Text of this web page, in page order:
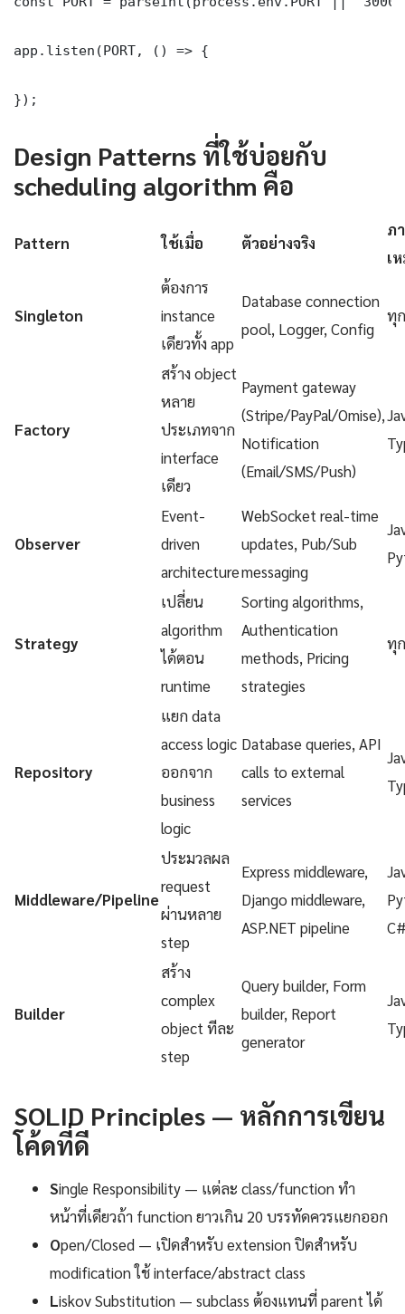
app.listen(PORT, () => {
});
Design Patterns ที่ใช้บ่อยกับ
scheduling algorithm คือ
Pattern ใช้เมื่อ ตัวอย่างจริง
ภ
เ
Singleton
ต้องการ
instance
เดียวทั้ง app
Database connection
pool, Logger, Config
ทุ
Factory
สร้าง object
หลาย
ประเภทจาก
interface
เดียว
Payment gateway
(Stripe/PayPal/Omise),
Notification
(Email/SMS/Push)
Observer
Event-
driven
architecture
WebSocket real-time
updates, Pub/Sub
messaging
Strategy
เปลี่ยน
algorithm
ได้ตอน
runtime
Sorting algorithms,
Authentication
methods, Pricing
strategies
ทุ
Repository
แยก data
access logic
ออกจาก
business
logic
Database queries, API
calls to external
services
Middleware/Pipeline
ประมวลผล
request
ผ่านหลาย
step
Express middleware,
Django middleware,
ASP.NET pipeline
Builder
สร้าง
complex
object ทีละ
step
Query builder, Form
builder, Report
generator
SOLID Principles — หลักการเขียน
โค้ดที่ดี
Single Responsibility — แต่ละ class/function ทำ
หน้าที่เดียวถ้า function ยาวเกิน 20 บรรทัดควรแยกออก
Open/Closed — เปิดสำหรับ extension ปิดสำหรับ
modification ใช้ interface/abstract class
Liskov Substitution — subclass ต้องแทนที่ parent ได้